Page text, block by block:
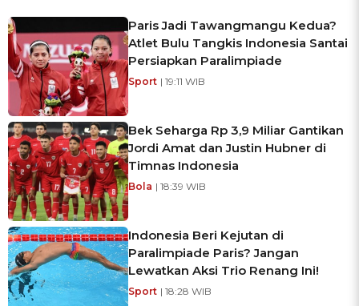
Paris Jadi Tawangmangu Kedua?
Atlet Bulu Tangkis Indonesia Santai
Persiapkan Paralimpiade
Sport | 19:11 WIB
Bek Seharga Rp 3,9 Miliar Gantikan
Jordi Amat dan Justin Hubner di
Timnas Indonesia
Bola | 18:39 WIB
Indonesia Beri Kejutan di
Paralimpiade Paris? Jangan
Lewatkan Aksi Trio Renang Ini!
Sport | 18:28 WIB